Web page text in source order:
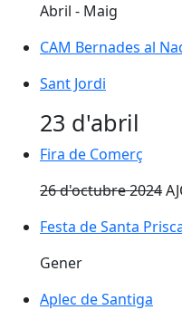
Abril - Maig
CAM Bernades al
CAM Bernades al
Sant Jordi
Sant Jordi
23 d'abril
Fira de Comerç
Fira de Comerç
26 d'octubre 2024
Festa de Santa
Festa de Santa
Gener
Aplec de Santiga
Aplec de Santiga